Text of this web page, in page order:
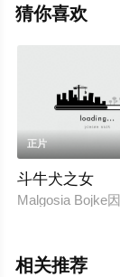
情网等平台了解
猜你喜欢
正片
斗牛犬之女
Malgosia Bojke
相关推荐